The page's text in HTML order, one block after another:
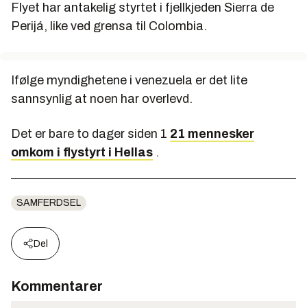
Flyet har antakelig styrtet i fjellkjeden Sierra de
Perijá, like ved grensa til Colombia.
Ifølge myndighetene i venezuela er det lite
sannsynlig at noen har overlevd.
Det er bare to dager siden 1 21 mennesker
omkom i flystyrt i Hellas .
SAMFERDSEL
Del
Kommentarer